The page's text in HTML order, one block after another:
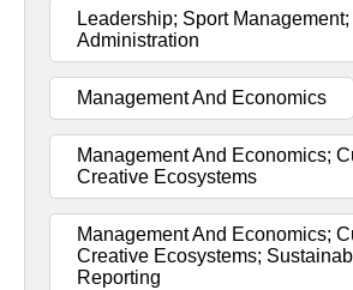
Leadership; Sport
Administration
Management And Economics
Management And Economics;
Creative Ecosystems
Management And Economics;
Creative Ecosystems;
Reporting